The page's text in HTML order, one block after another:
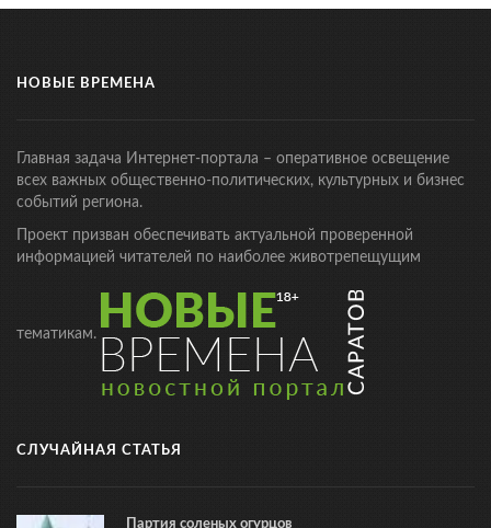
НОВЫЕ ВРЕМЕНА
Главная задача Интернет-портала – оперативное освещение
всех важных общественно-политических, культурных и бизнес
событий региона.
Проект призван обеспечивать актуальной проверенной
информацией читателей по наиболее животрепещущим
тематикам.
СЛУЧАЙНАЯ СТАТЬЯ
Партия соленых огурцов